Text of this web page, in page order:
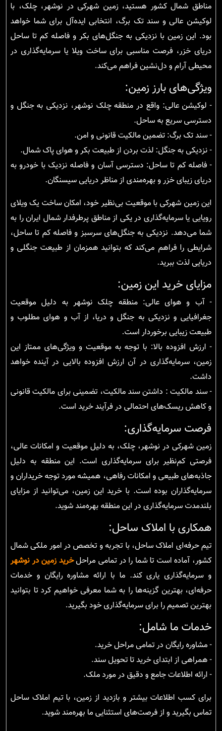
مناطق شمال کشور هستید، زمین شهرکی در نوشهر، چلک، با
لوکیشن عالی و سند تک برگ، انتخابی ایده‌آل برای شما خواهد
بود. این زمین با نزدیکی به جنگل‌های بکر و فاصله کم تا ساحل
دریای خزر، فرصت مناسبی برای ساخت ویلا یا سرمایه‌گذاری در
محیطی آرام و دل‌نشین فراهم می‌کند.
ویژگی‌های بارز زمین:
- لوکیشن عالی: واقع در منطقه چلک نوشهر، نزدیکی به جنگل و
دسترسی سریع به ساحل.
- سند تک برگ: تضمین مالکیت قانونی و امن.
- نزدیکی به جنگل: لذت بردن از طبیعت بکر و هوای پاک شمال.
- فاصله کم تا ساحل: دسترسی آسان و فاصله نزدیک با خودرو به
دریای زیبای خزر و بهره‌مندی از مناظر دریایی سیسنگان.
این زمین شهرکی با موقعیت بی‌نظیر خود، امکان ساخت یک ویلای
رویایی یا سرمایه‌گذاری در یکی از مناطق پرطرفدار شمال ایران را به
شما می‌دهد. نزدیکی به جنگل‌های سرسبز و فاصله کم تا ساحل،
شرایطی را فراهم می‌کند که بتوانید همزمان از طبیعت جنگلی و
دریایی لذت ببرید.
مزایای خرید این زمین:
- آب و هوای عالی: منطقه چلک نوشهر به دلیل موقعیت
جغرافیایی و نزدیکی به جنگل و دریا، از آب و هوای مطلوب و
طبیعت زیبایی برخوردار است.
- ارزش افزوده بالا: با توجه به موقعیت و ویژگی‌های ممتاز این
زمین، سرمایه‌گذاری در آن ارزش افزوده بالایی در آینده خواهد
داشت.
- سند مالکیت : داشتن سند مالکیت، تضمینی برای مالکیت قانونی
و کاهش ریسک‌های احتمالی در فرآیند خرید است.
فرصت سرمایه‌گذاری:
زمین شهرکی در نوشهر، چلک، به دلیل موقعیت و امکانات عالی،
فرصتی کم‌نظیر برای سرمایه‌گذاری است. این منطقه به دلیل
جاذبه‌های طبیعی و امکانات رفاهی، همیشه مورد توجه خریداران و
سرمایه‌گذاران بوده است. با خرید این زمین، می‌توانید از مزایای
بلندمدت سرمایه‌گذاری در این منطقه بهره‌مند شوید.
همکاری با املاک ساحل:
تیم حرفه‌ای املاک ساحل، با تجربه و تخصص در امور ملکی شمال
کشور، آماده است تا شما را در تمامی مراحلخرید زمین در نوشهر
و سرمایه‌گذاری یاری کند. ما با ارائه مشاوره رایگان و خدمات
حرفه‌ای، بهترین گزینه‌ها را به شما معرفی خواهیم کرد تا بتوانید
بهترین تصمیم را برای سرمایه‌گذاری خود بگیرید.
خدمات ما شامل:
- مشاوره رایگان در تمامی مراحل خرید.
- همراهی از ابتدای خرید تا تحویل سند.
- ارائه اطلاعات جامع و دقیق در مورد ملک.
برای کسب اطلاعات بیشتر و بازدید از زمین، با تیم املاک ساحل
تماس بگیرید و از فرصت‌های استثنایی ما بهره‌مند شوید.